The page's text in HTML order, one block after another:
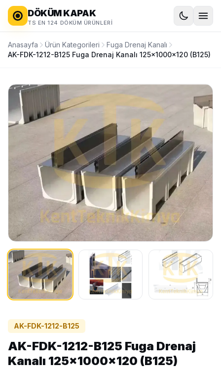
DÖKÜM KAPAK
TS EN 124 DÖKÜM ÜRÜNLERI
Anasayfa Ürün Kategorileri
Fuga Drenaj Kanalı
AK-FDK-1212-B125 Fuga Drenaj Kanalı 125x1000x120 (B125)
AK-FDK-1212-B125
AK-FDK-1212-B125 Fuga Drenaj
Kanalı 125x1000x120 (B125)